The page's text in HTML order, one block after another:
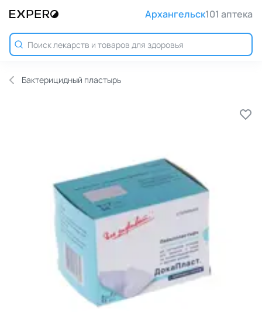
Архангельск101 аптека
Бактерицидный пластырь